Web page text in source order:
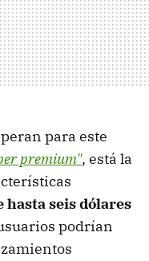
para este
premium", está la
hasta seis dólares
podrían